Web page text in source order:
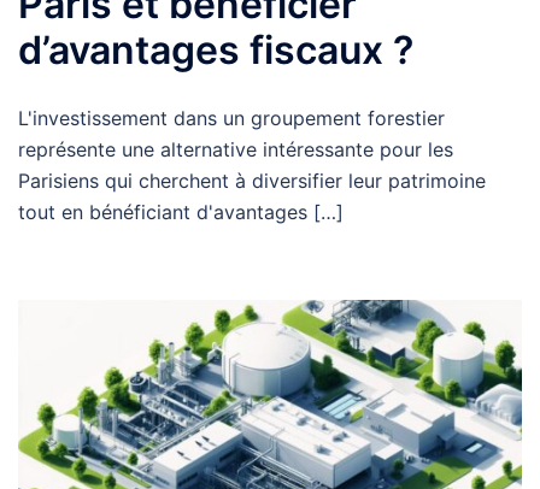
d’avantages fiscaux ?
L'investissement dans un groupement forestier
représente une alternative intéressante pour les
Parisiens qui cherchent à diversifier leur patrimoine
tout en bénéficiant d'avantages […]